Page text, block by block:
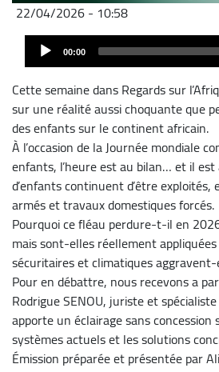
22/04/2026 - 10:58
Fichier
Audio
Player 00:00
Cette semaine dans Regards sur
sur une réalité aussi choquante que
des enfants sur le continent africain.
À l’occasion de la Journée mondiale
enfants, l’heure est au bilan… et il
d’enfants continuent d’être
armés et travaux domestiques forcés.
Pourquoi ce fléau perdure-t-il en
mais sont-elles réellement
sécuritaires et climatiques
Pour en débattre, nous recevons a
Rodrigue SENOU, juriste et
apporte un éclairage sans concession
systèmes actuels et les solutions
Émission préparée et présentée par